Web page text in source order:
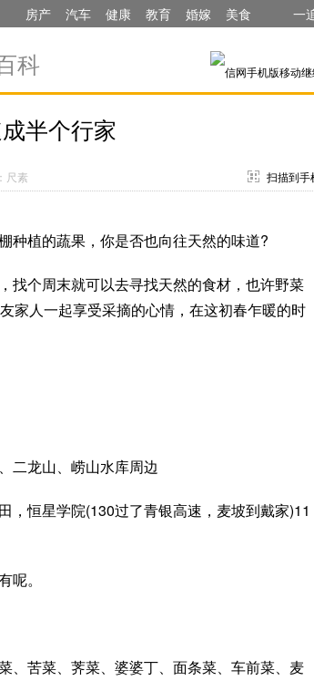
房产 汽车 健康 教育 婚嫁 美食 一
科
半个行家
尺素 扫描到手
种植的蔬果，你是否也向往天然的味道?
找个周末就可以去寻找天然的食材，也许野菜
家人一起享受采摘的心情，在这初春乍暖的时
二龙山、崂山水库周边
，恒星学院(130过了青银高速，麦坡到戴家)11
。
、苦菜、荠菜、婆婆丁、面条菜、车前菜、麦